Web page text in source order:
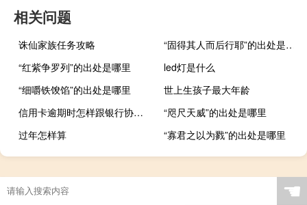
相关问题
诛仙家族任务攻略
“固得其人而后行耶”的出处是哪里
“红紫争罗列”的出处是哪里
led灯是什么
“细嚼铁馂馅”的出处是哪里
世上生孩子最大年龄
信用卡逾期时怎样跟银行协商可以采取以下方法
“咫尺天威”的出处是哪里
过年怎样算
“寡君之以为戮”的出处是哪里
☚